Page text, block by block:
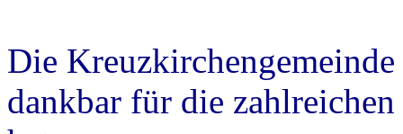
Die
dankbar für die